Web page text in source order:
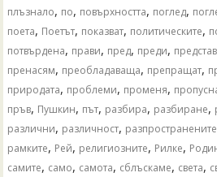
плъзнало, по, повърхността, поглед,
поета, Поетът, показват, политическите,
потвърдена, прави, пред, преди,
пренасям, преобладаваща, препращат,
природата, проблеми, променя,
пръв, Пушкин, път, разбира, разбиране,
различни, различност, разпространените
рамките, Рей, религиозните, Рилке,
самите, само, самота, сблъскаме, света,